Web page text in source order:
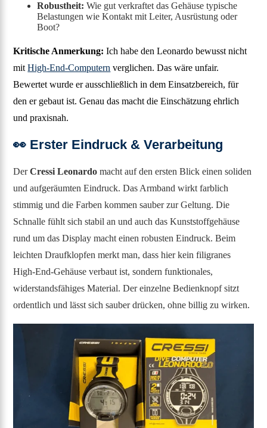
Robustheit: Wie gut verkraftet das Gehäuse typische
Belastungen wie Kontakt mit Leiter, Ausrüstung oder
Boot?
Kritische Anmerkung: Ich habe den Leonardo bewusst nicht
mitHigh-End-Computern verglichen. Das wäre unfair.
Bewertet wurde er ausschließlich in dem Einsatzbereich, für
den er gebaut ist. Genau das macht die Einschätzung ehrlich
und praxisnah.
👀 Erster Eindruck & Verarbeitung
DerCressi Leonardo macht auf den ersten Blick einen soliden
und aufgeräumten Eindruck. Das Armband wirkt farblich
stimmig und die Farben kommen sauber zur Geltung. Die
Schnalle fühlt sich stabil an und auch das Kunststoffgehäuse
rund um das Display macht einen robusten Eindruck. Beim
leichten Draufklopfen merkt man, dass hier kein filigranes
High-End-Gehäuse verbaut ist, sondern funktionales,
widerstandsfähiges Material. Der einzelne Bedienknopf sitzt
ordentlich und lässt sich sauber drücken, ohne billig zu wirken.